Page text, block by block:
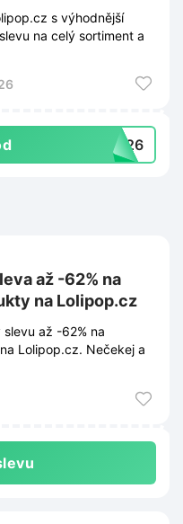
s výhodnější
na celý sortiment a
YN26
až -62% na
na Lolipop.cz
až -62% na
Lolipop.cz. Nečekej a